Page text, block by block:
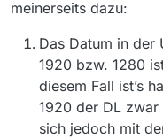
meinerseits dazu:
Das Datum in der
1920 bzw. 1280
diesem Fall ist’s
1920 der DL
sich jedoch mit